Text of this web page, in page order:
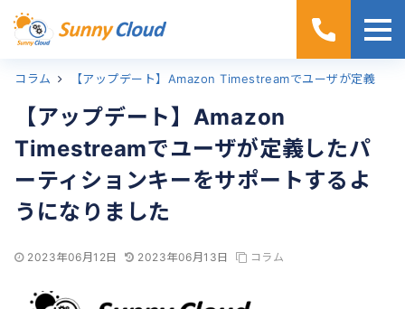
ホーム
コラム
【アップデート】Amazon
Timestreamでユーザが定義したパ
ーティションキーをサポートするよ
うになりました
2023年06月12日 2023年06月13日 コラム